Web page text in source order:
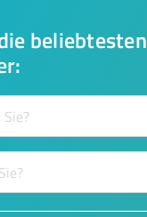
beliebtesten